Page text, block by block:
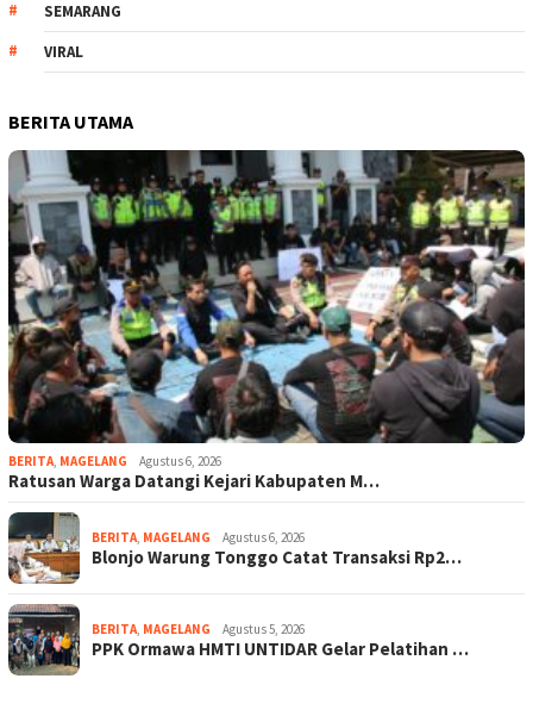
SEMARANG
VIRAL
BERITA UTAMA
BERITA, MAGELANG Agustus 6, 2026
Ratusan Warga Datangi Kejari Kabupaten M…
BERITA, MAGELANG Agustus 6, 2026
Blonjo Warung Tonggo Catat Transaksi Rp2…
BERITA, MAGELANG Agustus 5, 2026
PPK Ormawa HMTI UNTIDAR Gelar Pelatihan …